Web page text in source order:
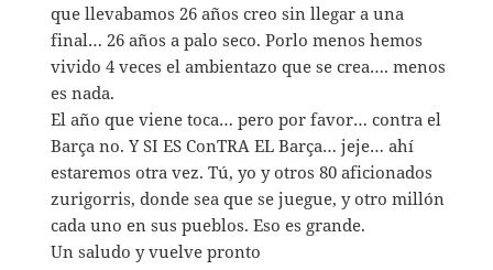
que llevabamos 26 años creo sin llegar a una
final… 26 años a palo seco. Porlo menos hemos
vivido 4 veces el ambientazo que se crea…. menos
es nada.
El año que viene toca… pero por favor… contra el
Barça no. Y SI ES ConTRA EL Barça… jeje… ahí
estaremos otra vez. Tú, yo y otros 80 aficionados
zurigorris, donde sea que se juegue, y otro millón
cada uno en sus pueblos. Eso es grande.
Un saludo y vuelve pronto